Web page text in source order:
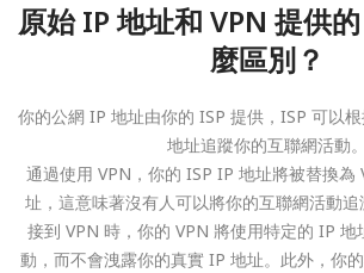
原始 IP 地址和 VPN 提供
麼區別？
你的公網 IP 地址由你的 ISP 提供，ISP 可以
地址追蹤你的互聯網活動。
通過使用 VPN，你的 ISP IP 地址將被替換為
址，這意味著沒有人可以將你的互聯網活動
接到 VPN 時，你的 VPN 將使用特定的 IP 地
動，而不會洩露你的真實 IP 地址。此外，你